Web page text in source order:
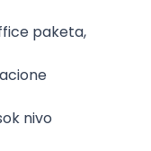
paketa,
nivo